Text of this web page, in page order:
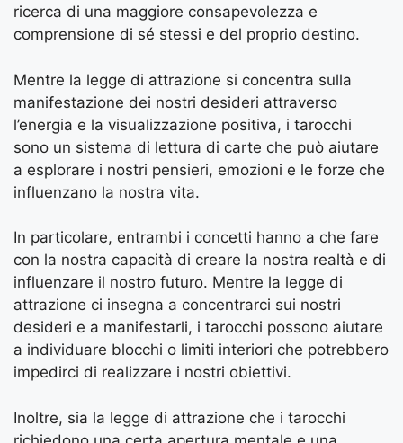
ricerca di una maggiore consapevolezza e
comprensione di sé stessi e del proprio destino.
Mentre la legge di attrazione si concentra sulla
manifestazione dei nostri desideri attraverso
l’energia e la visualizzazione positiva, i tarocchi
sono un sistema di lettura di carte che può aiutare
a esplorare i nostri pensieri, emozioni e le forze che
influenzano la nostra vita.
In particolare, entrambi i concetti hanno a che fare
con la nostra capacità di creare la nostra realtà e di
influenzare il nostro futuro. Mentre la legge di
attrazione ci insegna a concentrarci sui nostri
desideri e a manifestarli, i tarocchi possono aiutare
a individuare blocchi o limiti interiori che potrebbero
impedirci di realizzare i nostri obiettivi.
Inoltre, sia la legge di attrazione che i tarocchi